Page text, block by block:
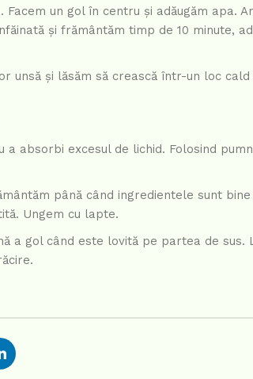
un gol în centru și adăugăm apa.
și frământăm timp de 10 minute,
unsă și lăsăm să crească într-un loc
absorbi excesul de lichid. Folosind
până când ingredientele sunt
Ungem cu lapte.
a gol când este lovită pe partea de sus.